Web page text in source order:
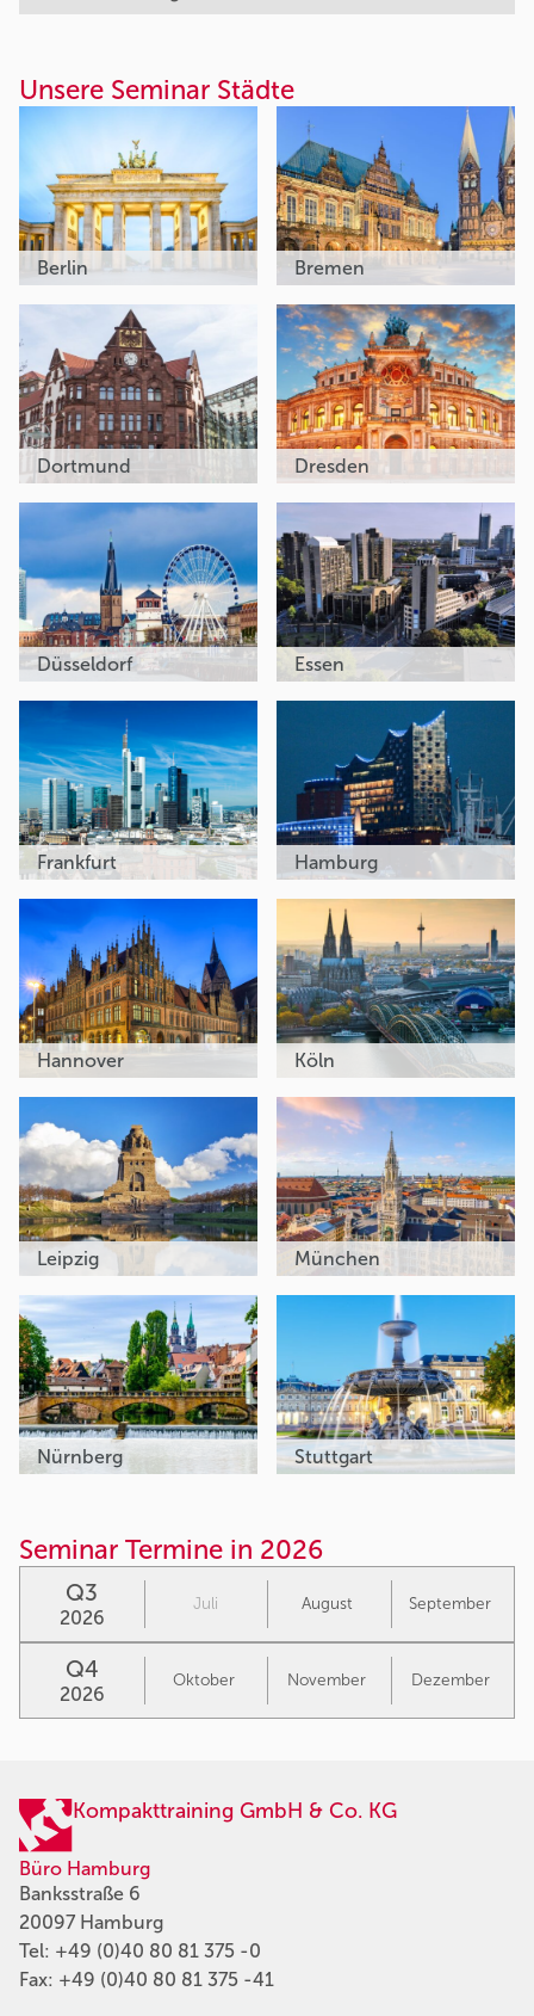
Unsere Seminar Städte
Berlin Bremen
Dortmund Dresden
Düsseldorf Essen
Frankfurt Hamburg
Hannover Köln
Leipzig München
Nürnberg Stuttgart
Seminar Termine in 2026
Q3
2026
Juli August September
Q4
2026
Oktober November Dezember
Kompakttraining GmbH & Co. KG
Büro Hamburg
Banksstraße 6
20097 Hamburg
Tel: +49 (0)40 80 81 375 -0
Fax: +49 (0)40 80 81 375 -41